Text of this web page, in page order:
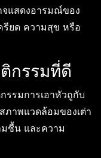
จแสดงอารมณ์ของ
รียด ความสุข หรือ
กรรมที่ดี
รมการเอาหัวถูกับ
ภาพแวดล้อมของเต่า
ชื้น และความ